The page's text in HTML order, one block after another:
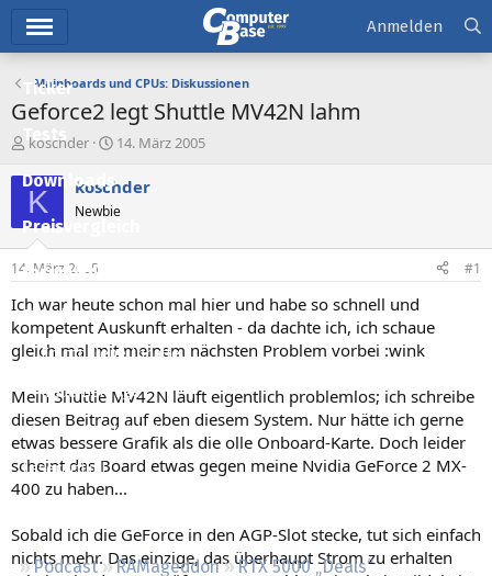
Ticker
Tests
Downloads
Preisvergleich
Forum
Aktuelles
Empfohlene Inhalte
Neue Beiträge
Neueste Aktivitäten
Leserartikel
Podcast RAMageddon
RTX 5000 „Deals“
Anmelden
Mainboards und CPUs: Diskussionen
Geforce2 legt Shuttle MV42N lahm
E
s
e
e
r
koschder
E
s
e
t
a
m
14. März 2005
K koschder
Newbie
14. März 2005 #1
Ich war heute schon mal hier und habe so schnell und
kompetent Auskunft erhalten - da dachte ich, ich schaue
gleich mal mit meinem nächsten Problem vorbei :wink
Mein Shuttle MV42N läuft eigentlich problemlos; ich schreibe
diesen Beitrag auf eben diesem System. Nur hätte ich gerne
etwas bessere Grafik als die olle Onboard-Karte. Doch leider
scheint das Board etwas gegen meine Nvidia GeForce 2 MX-
400 zu haben...
Sobald ich die GeForce in den AGP-Slot stecke, tut sich einfach
nichts mehr. Das einzige, das überhaupt Strom zu erhalten